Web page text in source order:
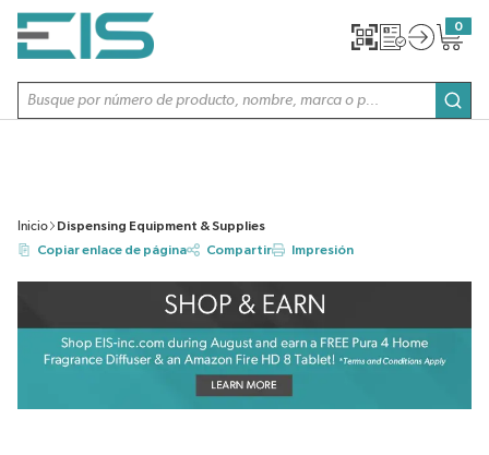
SALTAR AL CONTENIDO PRINCIPAL
Búsqueda de sitio
0
{0}
Inicio
Dispensing Equipment & Supplies
Copiar enlace de página
Compartir Impresión